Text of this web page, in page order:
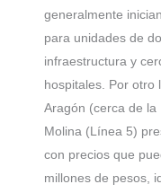
generalmente
para unidades de
infraestructura y
hospitales. Por otro
Aragón (cerca de
Molina (Línea 5)
con precios que
millones de pesos,